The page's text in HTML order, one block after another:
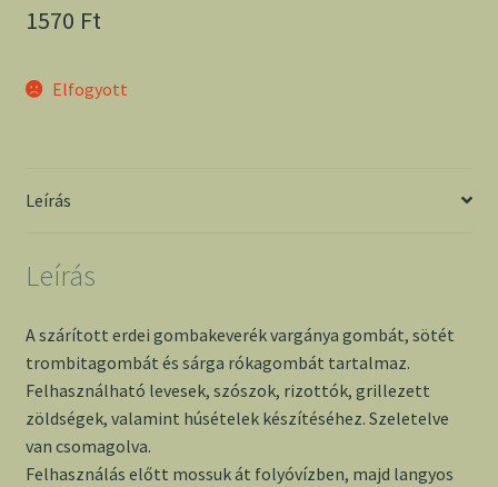
1570 Ft
Elfogyott
Leírás
Leírás
A szárított erdei gombakeverék vargánya gombát, sötét
trombitagombát és sárga rókagombát tartalmaz.
Felhasználható levesek, szószok, rizottók, grillezett
zöldségek, valamint húsételek készítéséhez. Szeletelve
van csomagolva.
Felhasználás előtt mossuk át folyóvízben, majd langyos